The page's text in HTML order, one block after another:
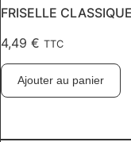
FRISELLE
4,49 € TTC
Ajouter au panier